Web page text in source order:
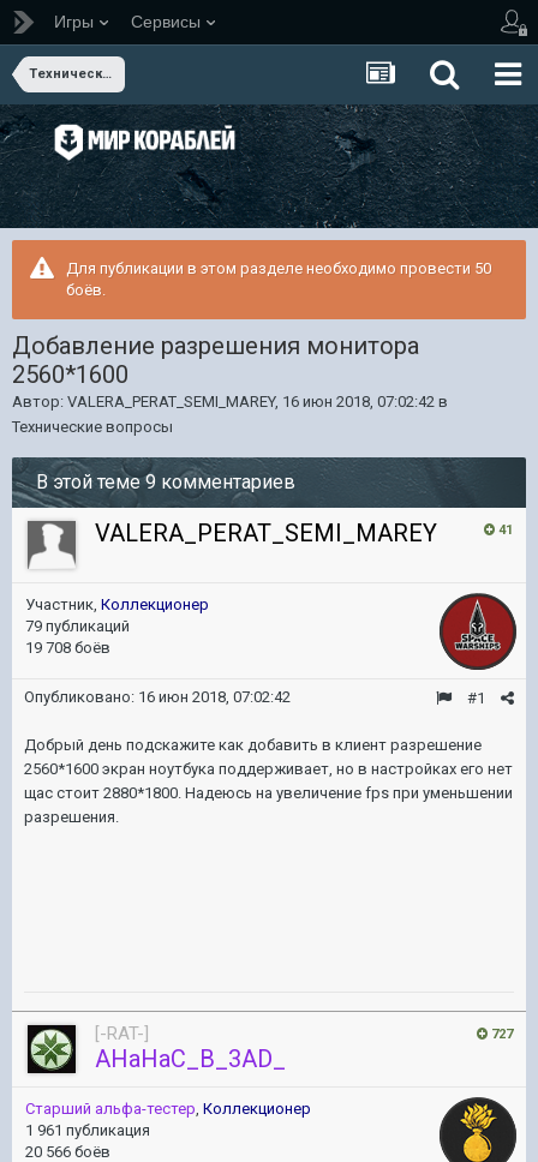
Игры Сервисы
Технические вопросы
Для публикации в этом разделе необходимо провести 50
боёв.
Добавление разрешения монитора
2560*1600
Автор: VALERA_PERAT_SEMI_MAREY, 16 июн 2018, 07:02:42 в
Технические вопросы
В этой теме 9 комментариев
41
VALERA_PERAT_SEMI_MAREY
Участник, Коллекционер
79 публикаций
19 708 боёв
#1
Опубликовано: 16 июн 2018, 07:02:42
Добрый день подскажите как добавить в клиент разрешение
2560*1600 экран ноутбука поддерживает, но в настройках его нет
щас стоит 2880*1800. Надеюсь на увеличение fps при уменьшении
разрешения.
727
[-RAT-]
AHaHaC_B_3AD_
Старший альфа-тестер, Коллекционер
1 961 публикация
20 566 боёв